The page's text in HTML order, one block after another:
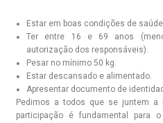
Estar em boas condições de
Ter entre 16 e 69 anos
autorização dos responsáveis).
Pesar no mínimo 50 kg.
Estar descansado e alimentado.
Apresentar documento de
Pedimos a todos que se juntem a
participação é fundamental para